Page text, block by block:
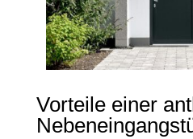
Vorteile einer